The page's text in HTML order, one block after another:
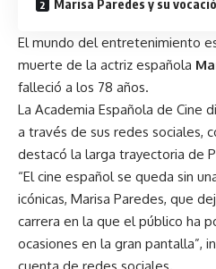
Marisa Paredes y su
El mundo del entretenimiento
muerte de la actriz española
falleció a los 78 años.
La Academia Española de Cine
a través de sus redes sociales,
destacó la larga trayectoria de
“El cine español se queda sin
icónicas, Marisa Paredes, que
carrera en la que el público ha
ocasiones en la gran pantalla”,